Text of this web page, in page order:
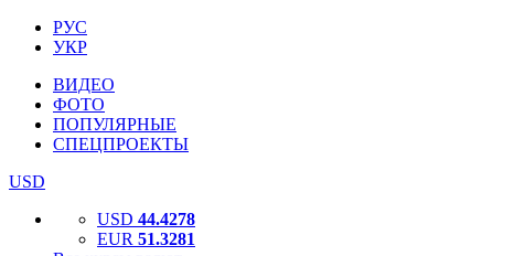
РУС
УКР
ВИДЕО
ФОТО
ПОПУЛЯРНЫЕ
СПЕЦПРОЕКТЫ
USD
USD 44.4278
EUR 51.3281